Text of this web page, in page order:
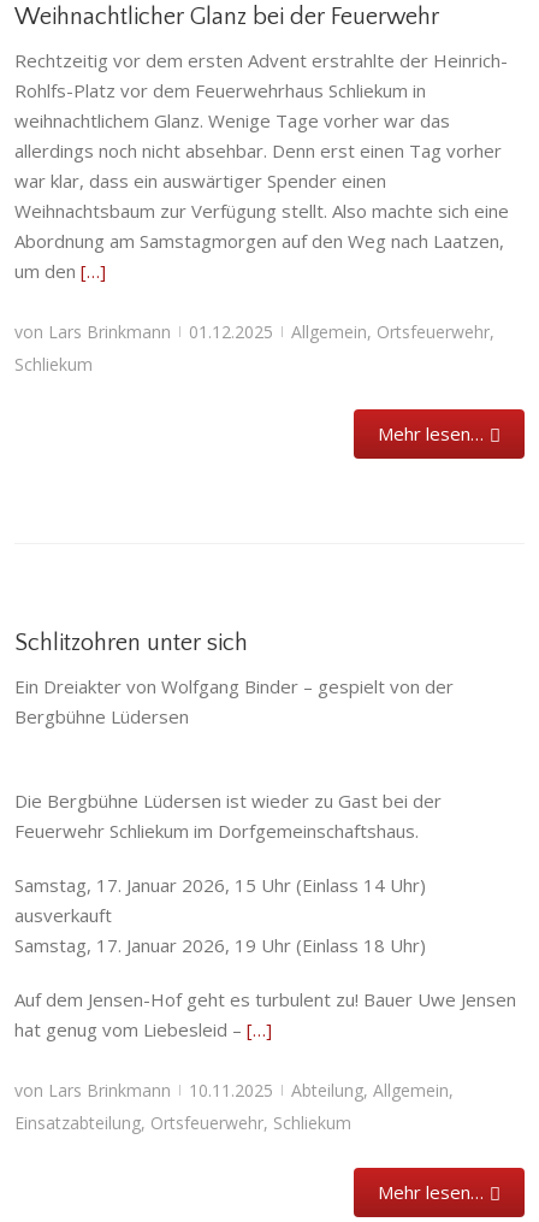
Weihnachtlicher Glanz bei der Feuerwehr
Rechtzeitig vor dem ersten Advent erstrahlte der Heinrich-
Rohlfs-Platz vor dem Feuerwehrhaus Schliekum in
weihnachtlichem Glanz. Wenige Tage vorher war das
allerdings noch nicht absehbar. Denn erst einen Tag vorher
war klar, dass ein auswärtiger Spender einen
Weihnachtsbaum zur Verfügung stellt. Also machte sich eine
Abordnung am Samstagmorgen auf den Weg nach Laatzen,
um den […]
von Lars Brinkmann | 01.12.2025 | Allgemein, Ortsfeuerwehr,
Schliekum
Mehr lesen…
Schlitzohren unter sich
Ein Dreiakter von Wolfgang Binder – gespielt von der
Bergbühne Lüdersen
Die Bergbühne Lüdersen ist wieder zu Gast bei der
Feuerwehr Schliekum im Dorfgemeinschaftshaus.
Samstag, 17. Januar 2026, 15 Uhr (Einlass 14 Uhr)
ausverkauft
Samstag, 17. Januar 2026, 19 Uhr (Einlass 18 Uhr)
Auf dem Jensen-Hof geht es turbulent zu! Bauer Uwe Jensen
hat genug vom Liebesleid – […]
von Lars Brinkmann | 10.11.2025 | Abteilung, Allgemein,
Einsatzabteilung, Ortsfeuerwehr, Schliekum
Mehr lesen…